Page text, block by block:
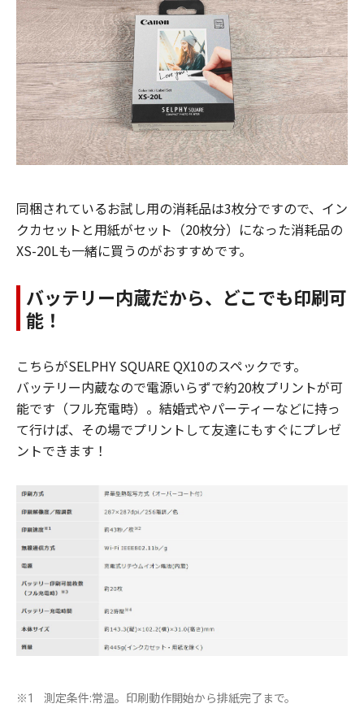
同梱されているお試し用の消耗品は3枚分ですので、イン
クカセットと用紙がセット（20枚分）になった消耗品の
XS-20Lも一緒に買うのがおすすめです。
バッテリー内蔵だから、どこでも印刷可
能！
こちらがSELPHY SQUARE QX10のスペックです。
バッテリー内蔵なので電源いらずで約20枚プリントが可
能です（フル充電時）。結婚式やパーティーなどに持っ
て行けば、その場でプリントして友達にもすぐにプレゼ
ントできます！
※1 測定条件:常温。印刷動作開始から排紙完了まで。